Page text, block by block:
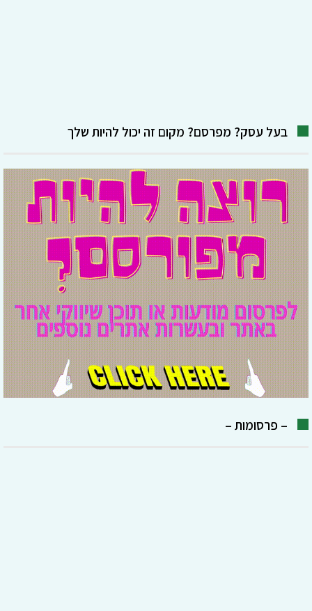
בעל עסק? מפרסם? מקום זה יכול להיות שלך
– פרסומות –